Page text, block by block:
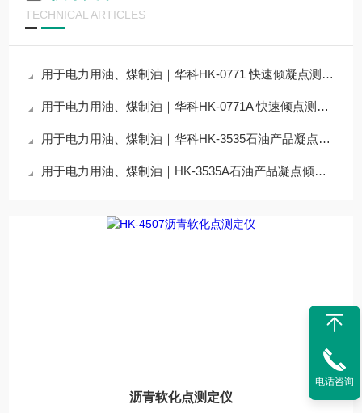
TECHNICAL ARTICLES
用于电力用油、煤制油｜华科HK-0771 快速倾凝点测定器（一体机）技术解析
用于电力用油、煤制油｜华科HK-0771A 快速倾点测定器分析仪技术解析
用于电力用油、煤制油｜华科HK-3535石油产品凝点倾点浊点测定器技术解析
用于电力用油、煤制油｜HK-3535A石油产品凝点倾点浊点冷滤点测定器技术解析
沥青软化点测定仪
电话咨询